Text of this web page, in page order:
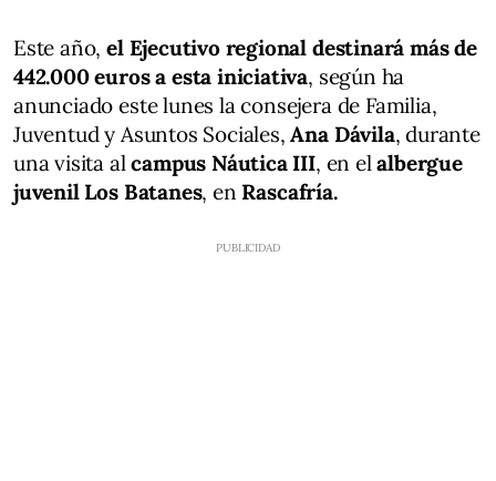
Este año,el Ejecutivo regional destinará más de
442.000 euros a esta iniciativa, según ha
anunciado este lunes la consejera de Familia,
Juventud y Asuntos Sociales, Ana Dávila, durante
una visita alcampus Náutica III, en elalbergue
juvenil Los Batanes, en Rascafría.